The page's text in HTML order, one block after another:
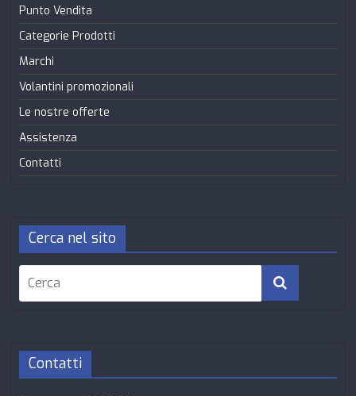
Punto Vendita
Categorie Prodotti
Marchi
Volantini promozionali
Le nostre offerte
Assistenza
Contatti
Cerca nel sito
Contatti